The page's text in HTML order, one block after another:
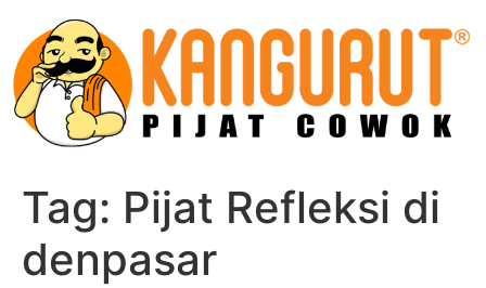
content
Tag: Pijat Refleksi di
denpasar